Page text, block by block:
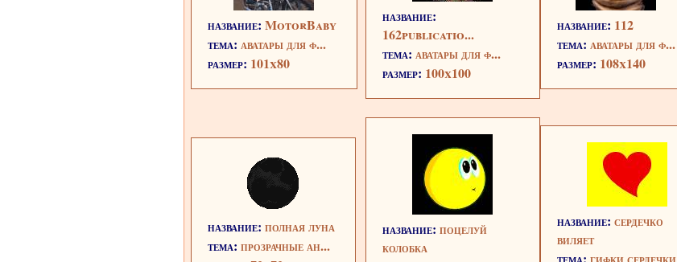
название: MotorBaby
тема: аватары для ф...
размер: 101x80
название:
162publicatio...
тема: аватары для ф...
размер: 100x100
название: 112
тема: аватары для ф...
размер: 108x140
название: полная луна
тема: прозрачные ан...
название: поцелуй
колобка
название: сердечко
виляет